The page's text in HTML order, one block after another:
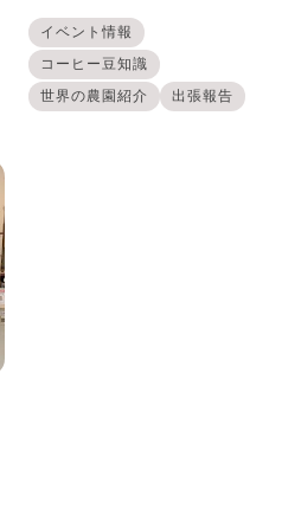
イベント情報
コーヒー豆知識
世界の農園紹介
出張報告